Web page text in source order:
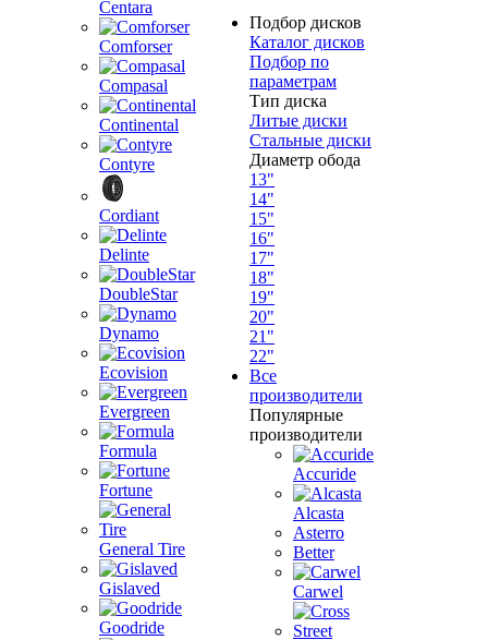
Centara
Comforser
Compasal
Continental
Contyre
Cordiant
Delinte
DoubleStar
Dynamo
Ecovision
Evergreen
Formula
Fortune
General Tire
Gislaved
Goodride
Подбор дисков
Каталог дисков
Подбор по
параметрам
Тип диска
Литые диски
Стальные диски
Диаметр обода
13"
14"
15"
16"
17"
18"
19"
20"
21"
22"
Все
производители
Популярные
производители
Accuride
Alcasta
Asterro
Better
Carwel